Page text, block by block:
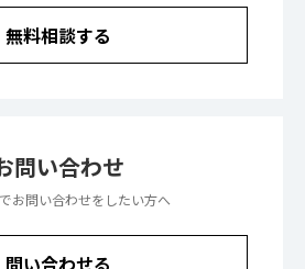
無料相談する
問い合わせ
お問い合わせをしたい方へ
問い合わせる